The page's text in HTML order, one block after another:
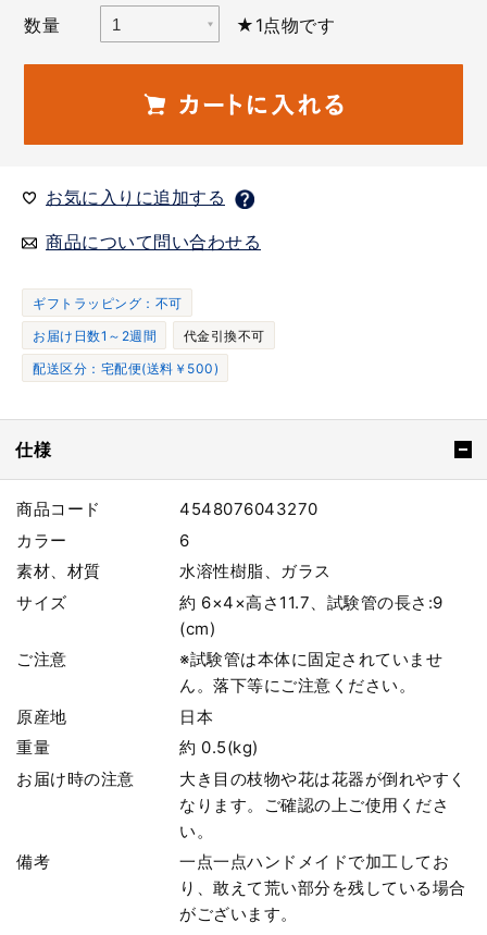
数量 ★1点物です
お気に入りに追加する
商品について問い合わせる
ギフトラッピング：不可
お届け日数1～2週間
代金引換不可
配送区分：宅配便(送料￥500)
仕様
商品コード
4548076043270
カラー
6
素材、材質
水溶性樹脂、ガラス
サイズ
約 6×4×高さ11.7、試験管の長さ:9
(cm)
ご注意
※試験管は本体に固定されていませ
ん。落下等にご注意ください。
原産地
日本
重量
約 0.5(kg)
お届け時の注意
大き目の枝物や花は花器が倒れやすく
なります。ご確認の上ご使用くださ
い。
備考
一点一点ハンドメイドで加工してお
り、敢えて荒い部分を残している場合
がございます。